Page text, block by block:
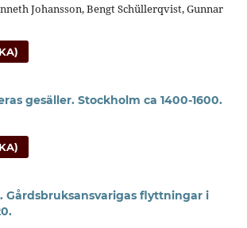
Johansson, Bengt Schüllerqvist, Gunnar
gesäller. Stockholm ca 1400-1600.
Gårdsbruksansvarigas flyttningar i